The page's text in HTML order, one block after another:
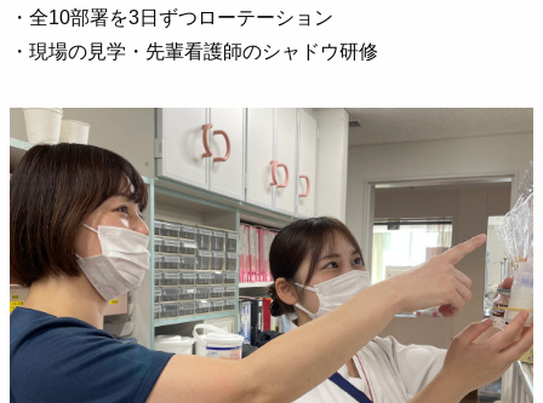
・全10部署を3日ずつローテーション
・現場の見学・先輩看護師のシャドウ研修